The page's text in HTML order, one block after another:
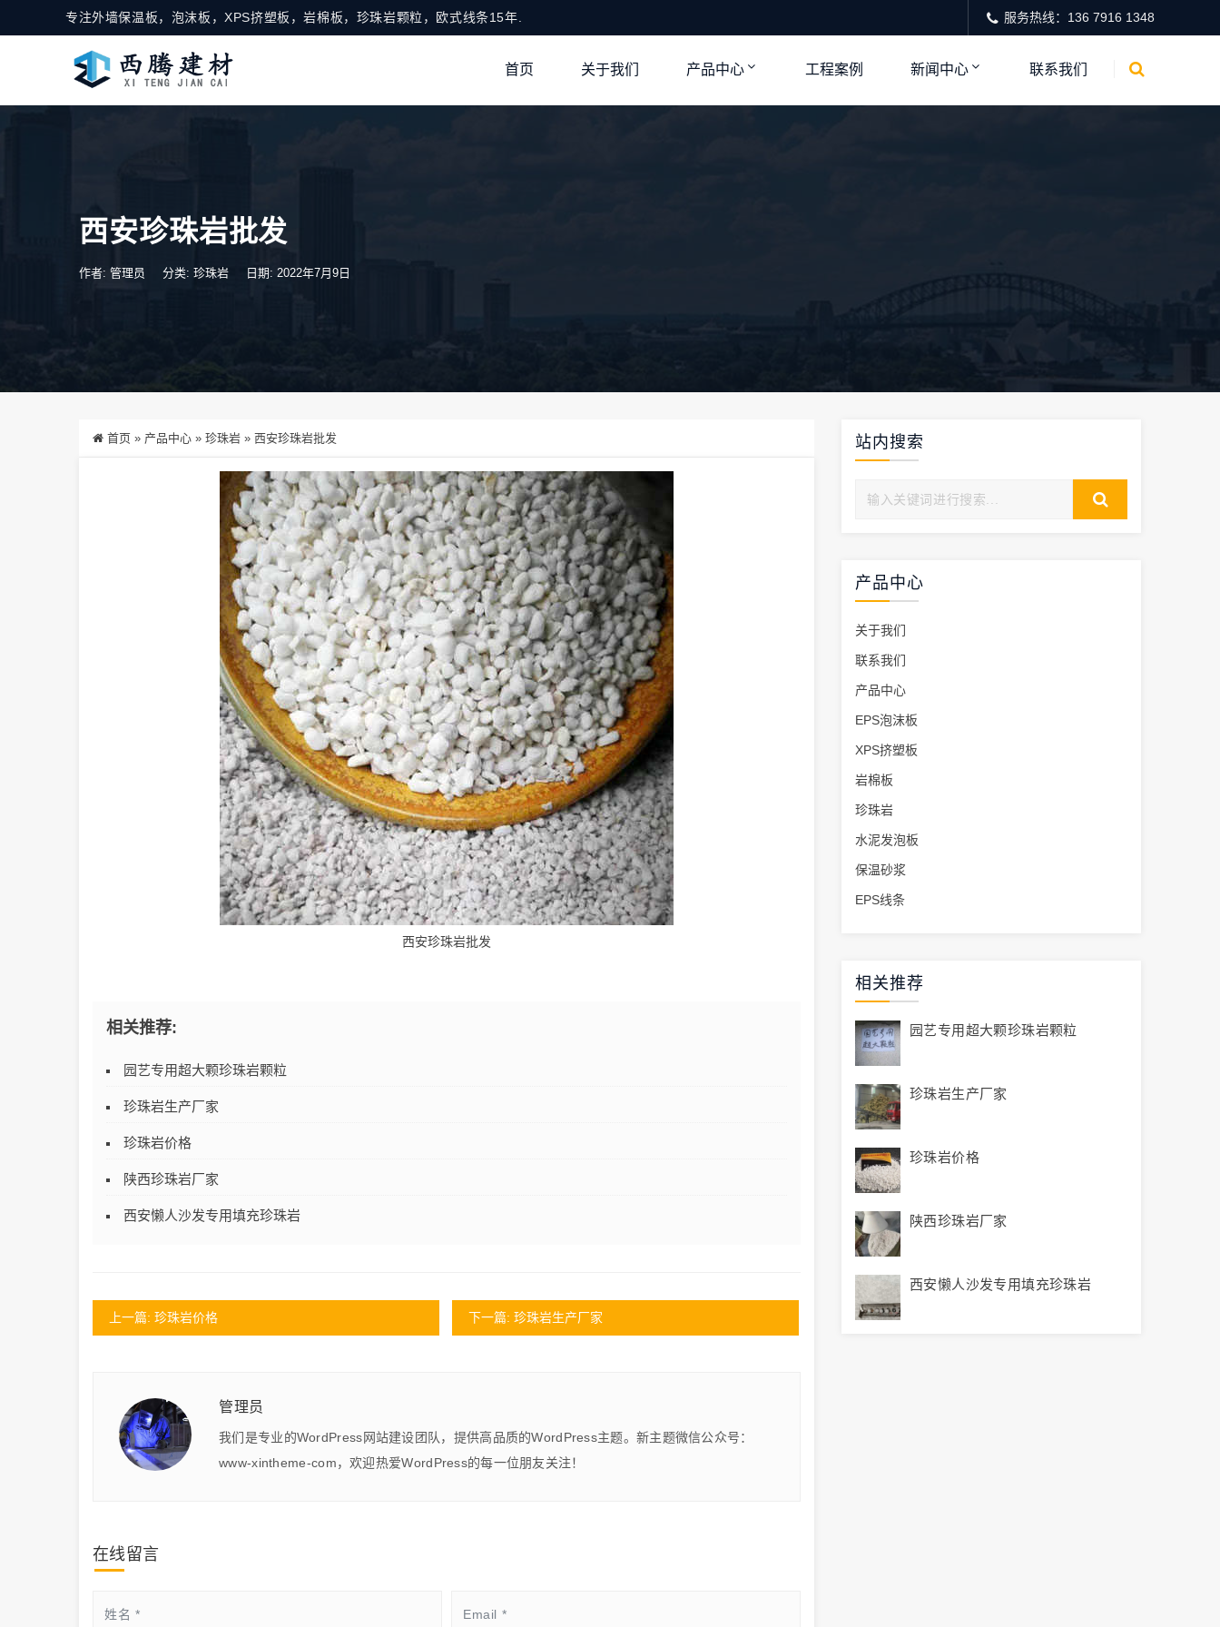
专注外墙保温板，泡沫板，XPS挤塑板，岩棉板，珍珠岩颗粒，欧式线条15年. 服务热线：136 7916 1348
首页 关于我们 产品中心 工程案例 新闻中心 联系我们
西安珍珠岩批发
作者: 管理员 分类: 珍珠岩 日期: 2022年7月9日
首页 » 产品中心 » 珍珠岩 » 西安珍珠岩批发
西安珍珠岩批发
相关推荐:
园艺专用超大颗珍珠岩颗粒
珍珠岩生产厂家
珍珠岩价格
陕西珍珠岩厂家
西安懒人沙发专用填充珍珠岩
上一篇: 珍珠岩价格 下一篇: 珍珠岩生产厂家
管理员
我们是专业的WordPress网站建设团队，提供高品质的WordPress主题。新主题微信公众号：
www-xintheme-com，欢迎热爱WordPress的每一位朋友关注！
在线留言
站内搜索
产品中心
关于我们
联系我们
产品中心
EPS泡沫板
XPS挤塑板
岩棉板
珍珠岩
水泥发泡板
保温砂浆
EPS线条
相关推荐
园艺专用超大颗珍珠岩颗粒
珍珠岩生产厂家
珍珠岩价格
陕西珍珠岩厂家
西安懒人沙发专用填充珍珠岩